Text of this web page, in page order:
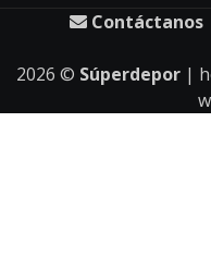
Contáctanos
2026 © Súperdepor |